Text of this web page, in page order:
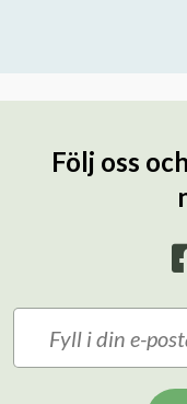
Följ oss